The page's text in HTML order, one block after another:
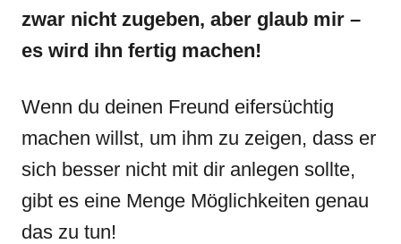
zwar nicht zugeben, aber glaub mir –
es wird ihn fertig machen!
Wenn du deinen Freund eifersüchtig
machen willst, um ihm zu zeigen, dass er
sich besser nicht mit dir anlegen sollte,
gibt es eine Menge Möglichkeiten genau
das zu tun!